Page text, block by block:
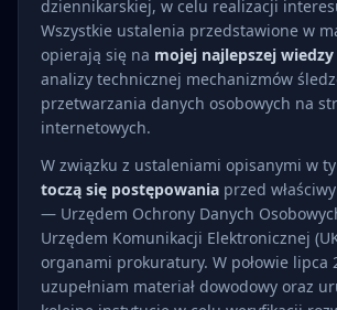
dziennikarskiej, w celu realizacji
Wszystkie ustalenia przedstawione w
opierają się na mojej najlepszej wiedzy
analizy technicznej mechanizmów
przetwarzania danych osobowych na
internetowych.
W związku z ustaleniami opisanymi w
toczą się postępowania przed
— Urzędem Ochrony Danych
Urzędem Komunikacji Elektronicznej
organami prokuratury. W połowie lipca
uzupełniam materiał dowodowy oraz